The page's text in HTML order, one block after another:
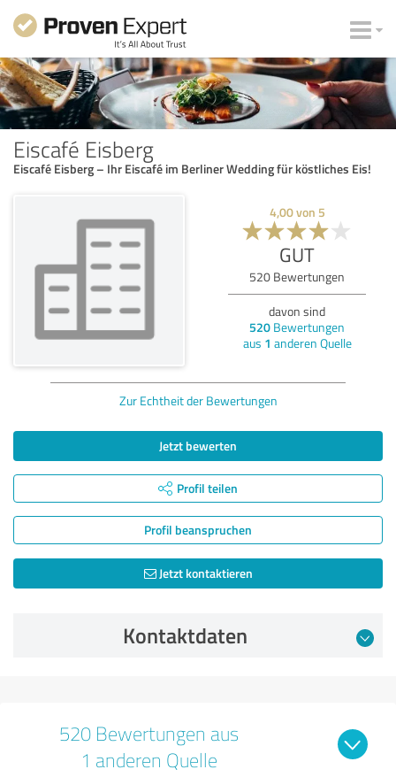
Eiscafé Eisberg
Eiscafé Eisberg – Ihr Eiscafé im Berliner Wedding für köstliches Eis!
4,00von 5
GUT
520 Bewertungen
davon sind
520 Bewertungen
aus 1 anderen Quelle
Zur Echtheit der Bewertungen
Jetzt bewerten
Profil teilen
Profil beanspruchen
Jetzt kontaktieren
Kontaktdaten
520 Bewertungen aus
1 anderen Quelle